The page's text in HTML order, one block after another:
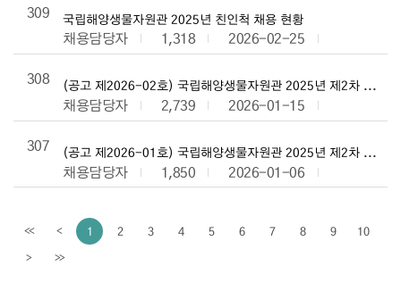
309
국립해양생물자원관 2025년 친인척 채용 현황
채용담당자 1,318
2026-02-25
308
(공고 제2026-02호) 국립해양생물자원관 2025년 제2차 신규
채용담당자 2,739
2026-01-15
307
(공고 제2026-01호) 국립해양생물자원관 2025년 제2차 신규
채용담당자 1,850 2026-01-06
<< <이전페이지
1 2 3 4 5 6 7 8 9 10
>다음페이지
>>